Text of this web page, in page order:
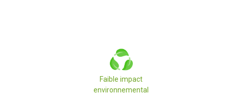
Faible impact
environnemental